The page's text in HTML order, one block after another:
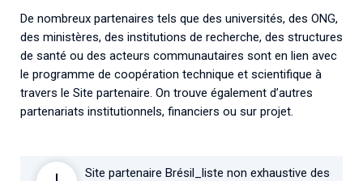
De nombreux partenaires tels que des universités, des ONG,
des ministères, des institutions de recherche, des structures
de santé ou des acteurs communautaires sont en lien avec
le programme de coopération technique et scientifique à
travers le Site partenaire. On trouve également d’autres
partenariats institutionnels, financiers ou sur projet.
Site partenaire Brésil_liste non exhaustive des